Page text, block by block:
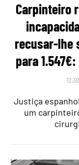
Carpinteiro
recusar-lhe
para
Justiça
um